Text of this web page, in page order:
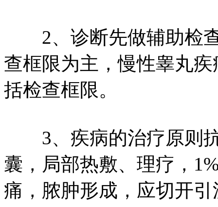
2、诊断先做辅助检查
查框限为主，慢性睾丸
括检查框限。
3、疾病的治疗原则抗
囊，局部热敷、理疗，
痛，脓肿形成，应切开引